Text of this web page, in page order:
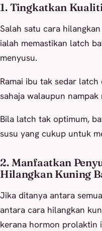
1. Tingkatkan
Salah satu cara
ialah memastikan latch
menyusu.
Ramai ibu tak sedar
sahaja walaupun nampak
Bila latch tak optimum,
susu yang cukup untuk
2. Manfaatkan
Hilangkan Kuning
Jika ditanya antara
antara cara hilangkan
kerana hormon prolaktin